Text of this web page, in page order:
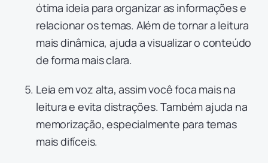
ótima ideia para organizar as informações e
relacionar os temas. Além de tornar a leitura
mais dinâmica, ajuda a visualizar o conteúdo
de forma mais clara.
Leia em voz alta, assim você foca mais na
leitura e evita distrações. Também ajuda na
memorização, especialmente para temas
mais difíceis.